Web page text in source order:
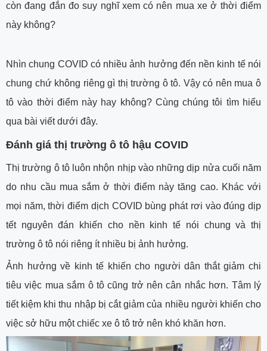
còn đang đắn đo suy nghĩ xem có nên mua xe ở thời điểm
này không?
Nhìn chung COVID có nhiều ảnh hưởng đến nền kinh tế nói
chung chứ không riêng gì thị trường ô tô. Vậy có nên mua ô
tô vào thời điểm này hay không? Cùng chúng tôi tìm hiểu
qua bài viết dưới đây.
Đánh giá thị trường ô tô hậu COVID
Thị trường ô tô luôn nhộn nhịp vào những dịp nửa cuối năm
do nhu cầu mua sắm ở thời điểm này tăng cao. Khác với
mọi năm, thời điểm dịch COVID bùng phát rơi vào đúng dịp
tết nguyên đán khiến cho nền kinh tế nói chung và thị
trường ô tô nói riêng ít nhiều bị ảnh hưởng.
Ảnh hưởng về kinh tế khiến cho người dân thắt giảm chi
tiêu việc mua sắm ô tô cũng trở nên cân nhắc hơn. Tâm lý
tiết kiệm khi thu nhập bị cắt giảm của nhiều người khiến cho
việc sở hữu một chiếc xe ô tô trở nên khó khăn hơn.